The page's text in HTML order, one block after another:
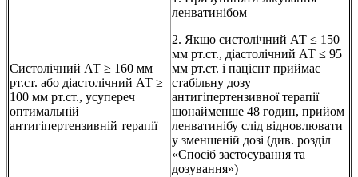
Систолічний АТ ≥ 160 мм
рт.ст. або діастолічний АТ ≥
100 мм рт.ст., усупереч
оптимальній
антигіпертензивній терапії
ленватинібом
2. Якщо систолічний АТ ≤ 150
мм рт.ст., діастолічний АТ ≤ 95
мм рт.ст. і пацієнт приймає
стабільну дозу
антигіпертензивної терапії
щонайменше 48 годин, прийом
ленватинібу слід відновлювати
у зменшеній дозі (див. розділ
«Спосіб застосування та
дозування»)